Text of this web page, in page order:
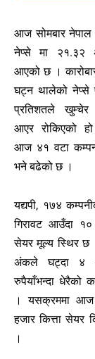
आज सोमबार
नेप्से मा २१.३२
आएको छ ।
घट्न थालेको नेप्से
प्रतिशतले
आएर रोकिएको
आज ४१ वटा
भने बढेको छ ।
यद्यपी, १७४
गिरावट आउँदा
सेयर मूल्य स्थिर
अंकले घट्दा ४
रुपैयाँभन्दा धेरैको
। यसक्रममा
हजार कित्ता सेयर
।